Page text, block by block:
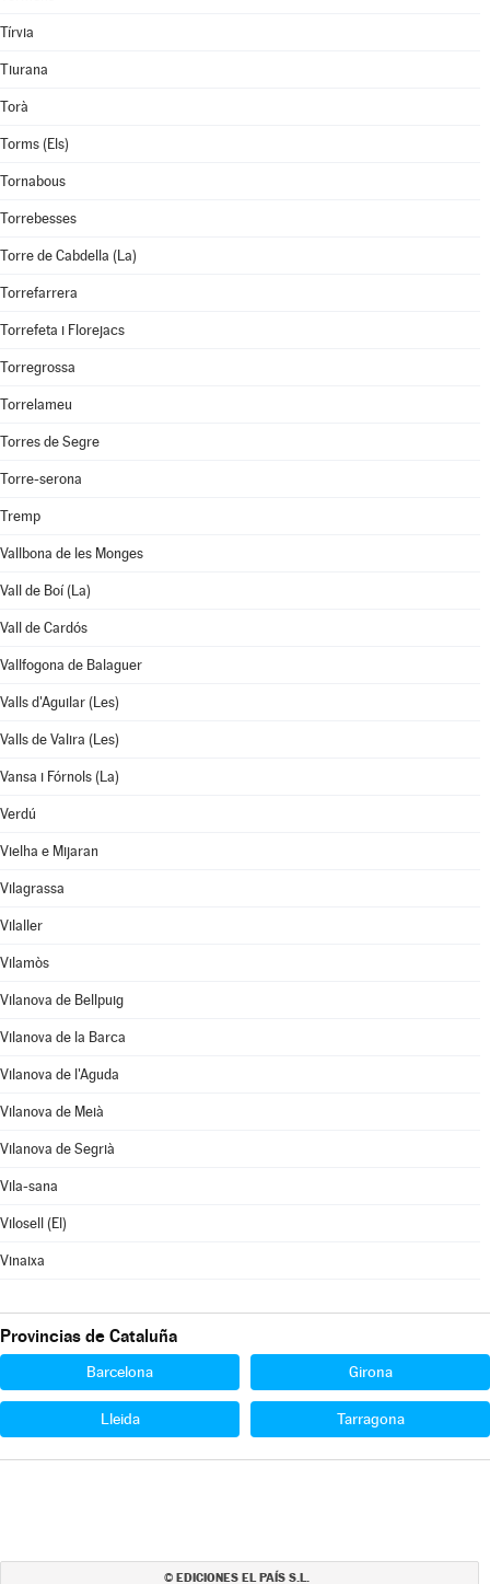
Tírvia
Tiurana
Torà
Torms (Els)
Tornabous
Torrebesses
Torre de Cabdella (La)
Torrefarrera
Torrefeta i Florejacs
Torregrossa
Torrelameu
Torres de Segre
Torre-serona
Tremp
Vallbona de les Monges
Vall de Boí (La)
Vall de Cardós
Vallfogona de Balaguer
Valls d'Aguilar (Les)
Valls de Valira (Les)
Vansa i Fórnols (La)
Verdú
Vielha e Mijaran
Vilagrassa
Vilaller
Vilamòs
Vilanova de Bellpuig
Vilanova de la Barca
Vilanova de l'Aguda
Vilanova de Meià
Vilanova de Segrià
Vila-sana
Vilosell (El)
Vinaixa
Provincias de Cataluña
Barcelona Girona
Lleida Tarragona
© EDICIONES EL PAÍS S.L.